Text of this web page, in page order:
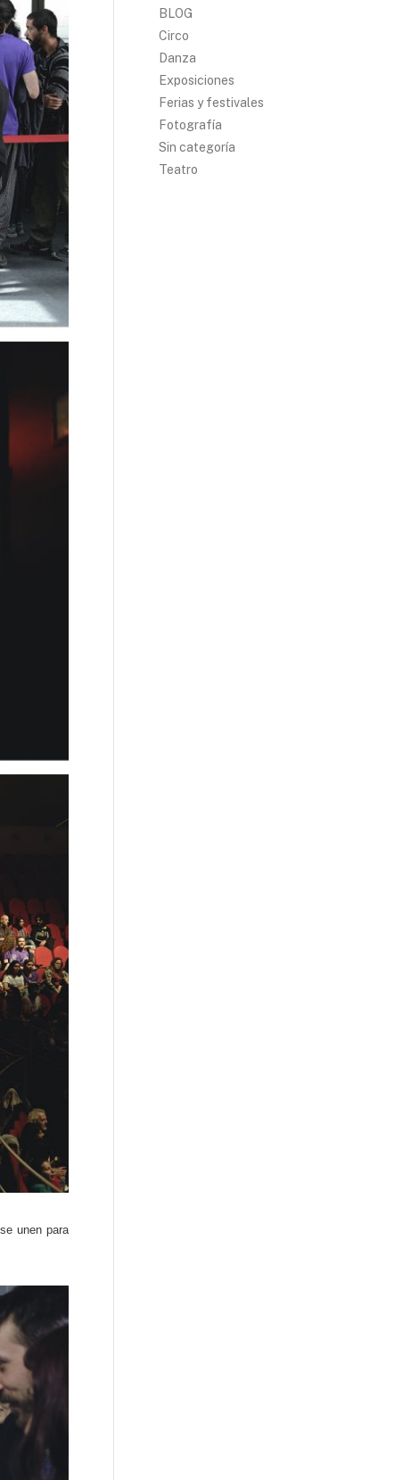
unen para
BLOG
Circo
Danza
Exposiciones
Ferias y festivales
Fotografía
Sin categoría
Teatro